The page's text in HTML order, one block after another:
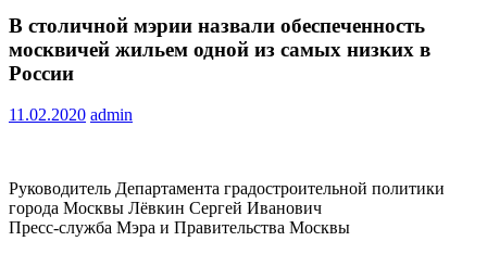
В столичной мэрии назвали обеспеченность
москвичей жильем одной из самых низких в
России
11.02.2020 admin
Руководитель Департамента градостроительной политики
города Москвы Лёвкин Сергей Иванович
Пресс-служба Мэра и Правительства Москвы